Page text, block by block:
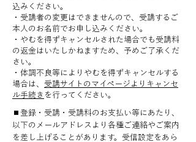
込みください。
・受講者の変更はできませんので、受講するご
本人のお名前でお申し込みください。
・やむを得ずキャンセルされた場合でも受講料
の返金はいたしかねますため、予めご了承くだ
さい。
​・体調不良等によりやむを得ずキャンセルする
場合は、 受講サイトのマイページよりキャンセ
ル手続き を行ってください。
◼︎登録・受講・受講料のお支払い等にあたり、
以下のメールアドレスより各種ご連絡やご案内
を差し上げることがあります。受信設定をあら